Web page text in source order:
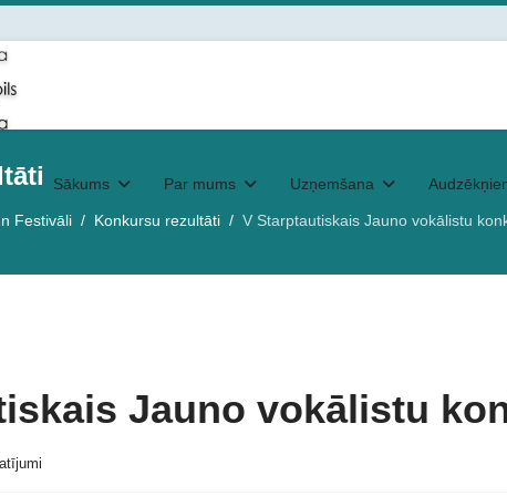
Sākums Par mums Uzņemšana
Festivāli Konkursu rezultāti V Starptautiskais Jauno vokālistu
Jauno vokālistu